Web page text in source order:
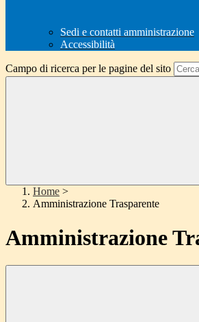
Sedi e contatti amministrazione
Accessibilità
Campo di ricerca per le pagine del sito
Home >
Amministrazione Trasparente
Amministrazione